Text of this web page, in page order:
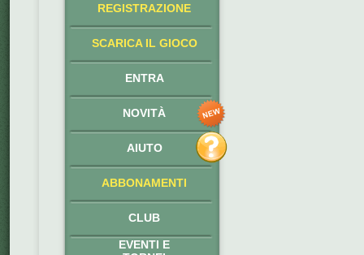
REGISTRAZIONE
SCARICA IL GIOCO
ENTRA
NOVITÀ
AIUTO
ABBONAMENTI
CLUB
EVENTI E